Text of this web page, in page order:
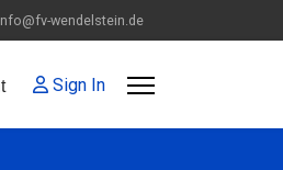
wendelstein.de
Sign In